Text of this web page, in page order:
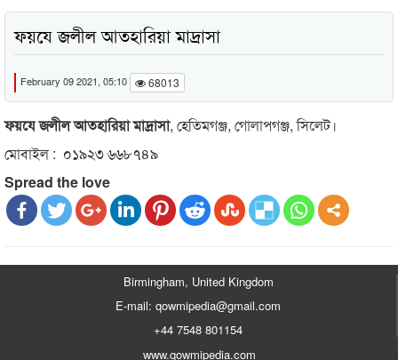
ফয়যে জলীল আতহারিয়া মাদ্রাসা
February 09 2021, 05:10 68013
ফয়যে জলীল আতহারিয়া মাদ্রাসা, হেতিমগঞ্জ, গোলাপগঞ্জ, সিলেট।
মোবাইল : ০১৯২৩ ৬৬৮৭৪৯
Spread the love
Birmingham, United Kingdom
E-mail: qowmipedia@gmail.com
+44 7548 801154
www.qowmipedia.com